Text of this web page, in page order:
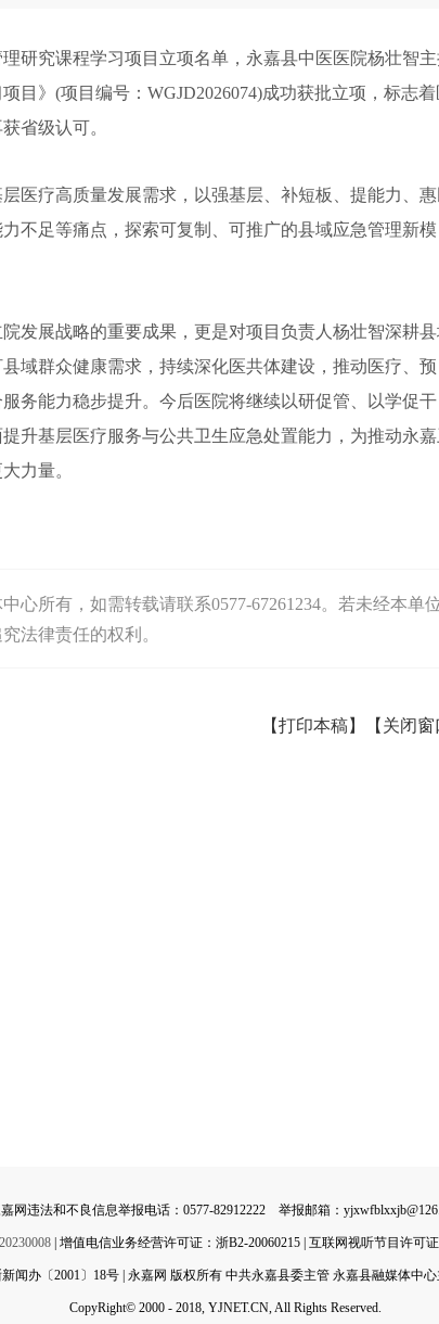
究课程学习项目立项名单，永嘉县中医医院杨壮智
目》(项目编号：WGJD2026074)成功获批立项，标志着
省级认可。
疗高质量发展需求，以强基层、补短板、提能力、惠
不足等痛点，探索可复制、可推广的县域应急管理新模
展战略的重要成果，更是对项目负责人杨壮智深耕
域群众健康需求，持续深化医共体建设，推动医疗、预
务能力稳步提升。今后医院将继续以研促管、以学促干
升基层医疗服务与公共卫生应急处置能力，为推动永嘉
力量。
心所有，如需转载请联系0577-67261234。若未经本单
法律责任的权利。
【打印本稿】 【关闭窗
网违法和不良信息举报电话：0577-82912222 举报邮箱：
| 增值电信业务经营许可证：浙B2-20060215 | 互联网视听节目许可证
闻办〔2001〕18号 | 永嘉网 版权所有 中共永嘉县委主管 永嘉县融媒体中
CopyRight© 2000 - 2018, YJNET.CN, All Rights Reserved.